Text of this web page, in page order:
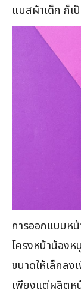
แมสผ้าเด็ก ก็เ
การออกแบบห
โครงหน้าน้อง
ขนาดให้เล็กลง
เพียงแต่ผลิตห